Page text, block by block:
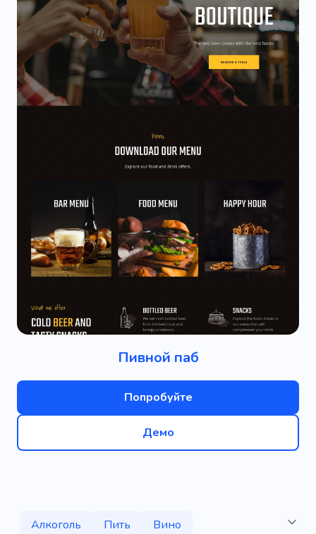
Пивной паб
Попробуйте
Демо
Алкоголь Пить
Вино